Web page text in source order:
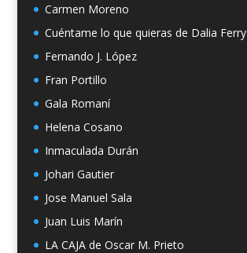
Carmen Moreno
Cuéntame lo que quieras de Dalia Ferry
Fernando J. López
Fran Portillo
Gala Romaní
Helena Cosano
Inmaculada Durán
Johari Gautier
Jose Manuel Sala
Juan Luis Marín
LA CAJA de Oscar M. Prieto